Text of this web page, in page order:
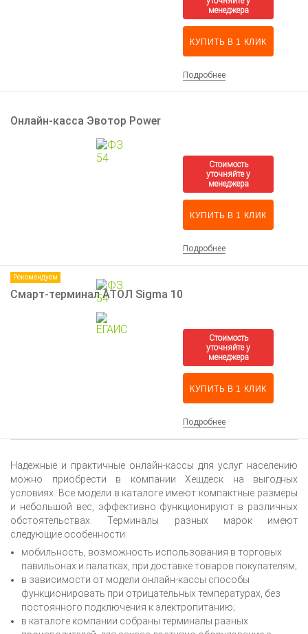
КУПИТЬ В 1 КЛИК
Подробнее
Онлайн-касса Эвотор Power
КУПИТЬ В 1 КЛИК
Подробнее
Рекомендуем
Смарт-терминал АТОЛ Sigma 10
КУПИТЬ В 1 КЛИК
Подробнее
Надежные и практичные онлайн-кассы для услуг населению
можно приобрести в компании Хешдеск на выгодных
условиях. Все модели в каталоге имеют компактные размеры
и небольшой вес, эффективно функционируют в различных
обстоятельствах. Терминалы разных марок имеют
следующие особенности:
мобильность, возможность использования в торговых
павильонах и палатках, при доставке товаров покупателям;
в зависимости от модели онлайн-кассы способы
функционировать при отрицательных температурах, без
постоянного подключения к электропитанию;
в каталоге компании собраны терминалы разных